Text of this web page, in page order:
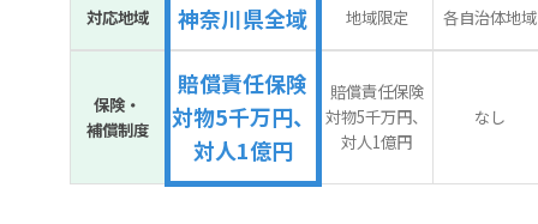
対応地域 神奈川県全域 地域限定 各自治体地域
保険・
補償制度
賠償責任保険
対物5千万円、
対人1億円
賠償責任保険
対物5千万円、
対人1億円
なし